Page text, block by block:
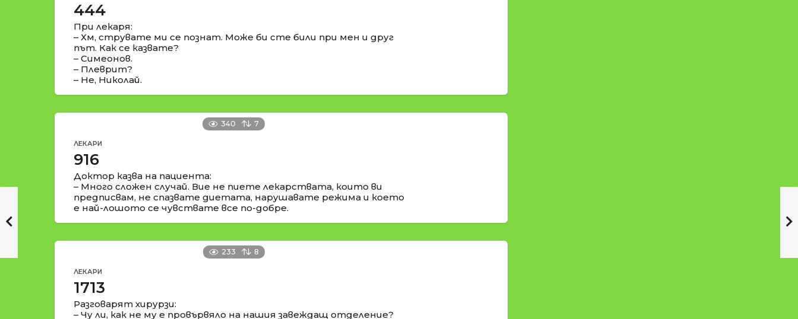
444
При лекаря:
– Хм, струвате ми се познат. Може би сте били при мен и друг
път. Как се казвате?
– Симеонов.
– Плеврит?
– Не, Николай.
340 7
ЛЕКАРИ
916
Доктор казва на пациента:
– Много сложен случай. Вие не пиете лекарствата, които ви
предписвам, не спазвате диетата, нарушавате режима и което
е най-лошото се чувствате все по-добре.
233 8
ЛЕКАРИ
1713
Разговарят хирурзи:
– Чу ли, как не му е провървяло на нашия завеждащ отделение?